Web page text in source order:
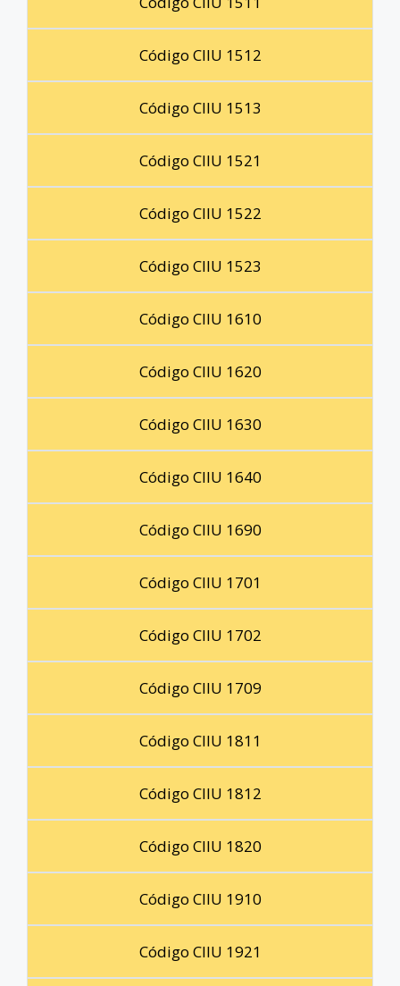
Código CIIU 1512
Código CIIU 1513
Código CIIU 1521
Código CIIU 1522
Código CIIU 1523
Código CIIU 1610
Código CIIU 1620
Código CIIU 1630
Código CIIU 1640
Código CIIU 1690
Código CIIU 1701
Código CIIU 1702
Código CIIU 1709
Código CIIU 1811
Código CIIU 1812
Código CIIU 1820
Código CIIU 1910
Código CIIU 1921